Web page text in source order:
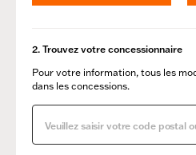
2. Trouvez votre concessionnaire
Pour votre information, tous les
dans les concessions.